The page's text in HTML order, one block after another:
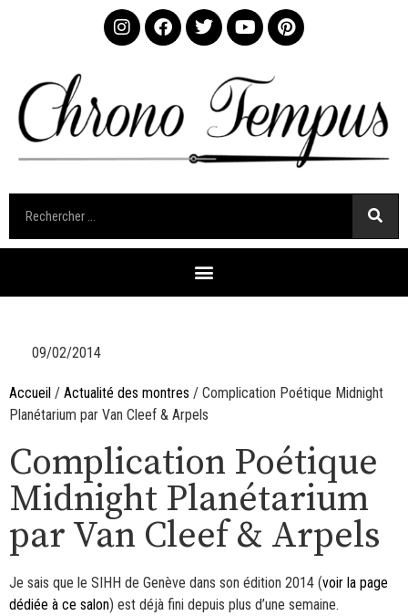
09/02/2014
Accueil / Actualité des montres / Complication Poétique Midnight
Planétarium par Van Cleef & Arpels
Complication Poétique
Midnight Planétarium
par Van Cleef & Arpels
Je sais que le SIHH de Genève dans son édition 2014 (voir la page
dédiée à ce salon) est déjà fini depuis plus d’une semaine.